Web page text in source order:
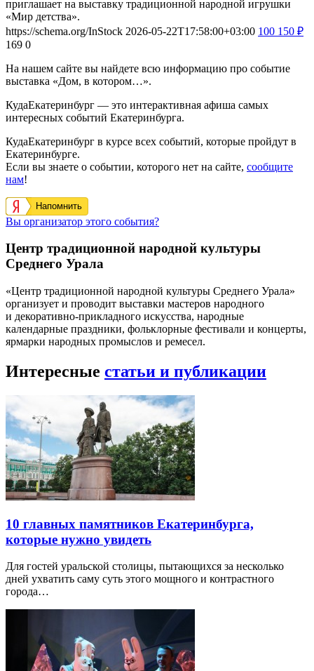
приглашает на выставку традиционной народной игрушки
«Мир детства».
https://schema.org/InStock 2026-05-22T17:58:00+03:00 100 150 ₽
169 0
На нашем сайте вы найдете всю информацию про событие
выставка «Дом, в котором…».
КудаЕкатеринбург — это интерактивная афиша самых
интересных событий Екатеринбурга.
КудаЕкатеринбург в курсе всех событий, которые пройдут в
Екатеринбурге.
Если вы знаете о событии, которого нет на сайте, сообщите
нам!
Напомнить
Вы организатор этого события?
Центр традиционной народной культуры
Среднего Урала
«Центр традиционной народной культуры Среднего Урала»
организует и проводит выставки мастеров народного
и декоративно-прикладного искусства, народные
календарные праздники, фольклорные фестивали и концерты,
ярмарки народных промыслов и ремесел.
Интересные статьи и публикации
10 главных памятников Екатеринбурга,
которые нужно увидеть
Для гостей уральской столицы, пытающихся за несколько
дней ухватить саму суть этого мощного и контрастного
города…